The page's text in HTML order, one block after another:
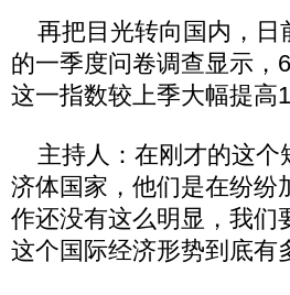
再把目光转向国内，日
的一季度问卷调查显示，
这一指数较上季大幅提高
主持人：在刚才的这个
济体国家，他们是在纷纷
作还没有这么明显，我们
这个国际经济形势到底有